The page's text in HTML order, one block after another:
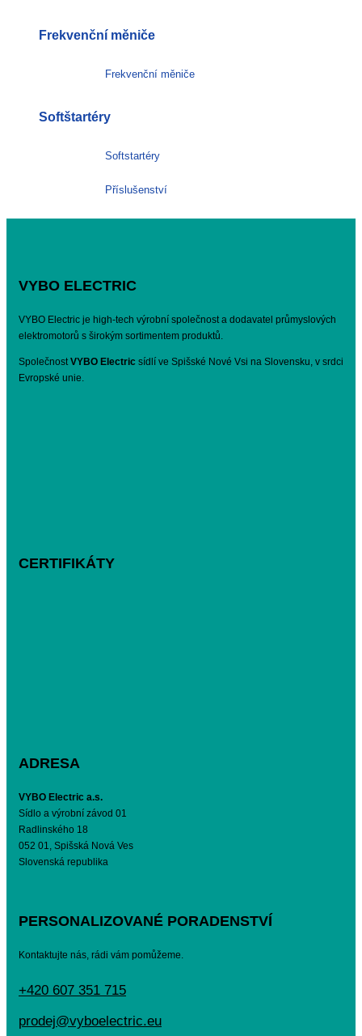
Frekvenční měniče
Frekvenční měniče
Softštartéry
Softstartéry
Příslušenství
VYBO ELECTRIC
VYBO Electric je high-tech výrobní společnost a dodavatel průmyslových
elektromotorů s širokým sortimentem produktů.
SpolečnostVYBO Electric sídlí ve Spišské Nové Vsi na Slovensku, v srdci
Evropské unie.
CERTIFIKÁTY
ADRESA
VYBO Electric a.s.
Sídlo a výrobní závod 01
Radlinského 18
052 01, Spišská Nová Ves
Slovenská republika
PERSONALIZOVANÉ PORADENSTVÍ
Kontaktujte nás, rádi vám pomůžeme.
+420 607 351 715
prodej@vyboelectric.eu